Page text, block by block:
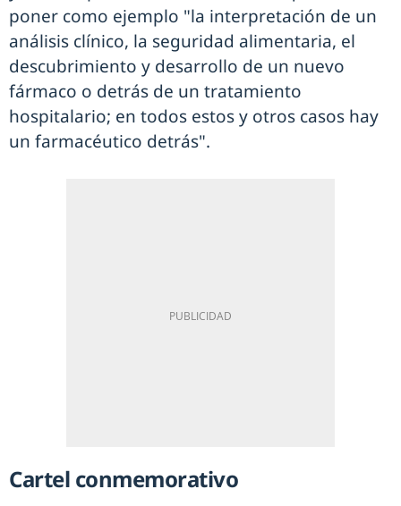
poner como ejemplo "la interpretación de un
análisis clínico, la seguridad alimentaria, el
descubrimiento y desarrollo de un nuevo
fármaco o detrás de un tratamiento
hospitalario; en todos estos y otros casos hay
un farmacéutico detrás".
Cartel conmemorativo